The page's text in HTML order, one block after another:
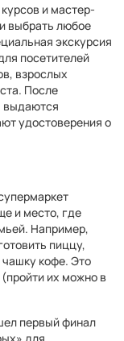
и мастер-
выбрать любое
экскурсия
посетителей
взрослых
После
выдаются
удостоверения о
и место, где
Например,
пиццу,
кофе. Это
их можно в
первый финал